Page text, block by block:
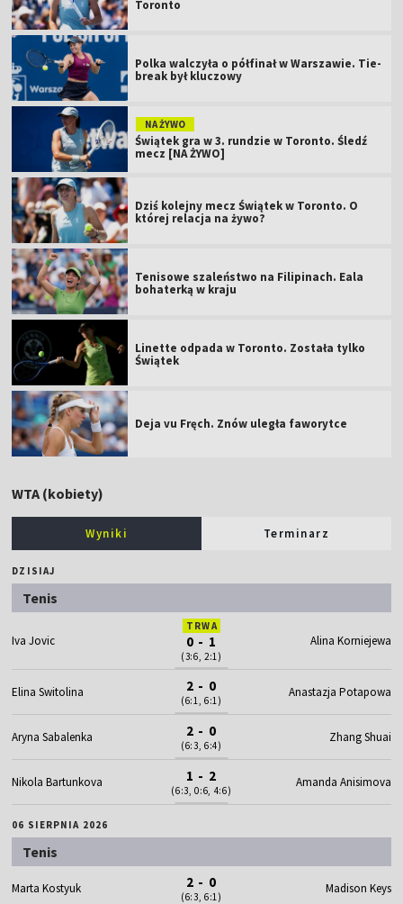
Toronto
Polka walczyła o półfinał w Warszawie. Tie-
break był kluczowy
NA ŻYWO
Świątek gra w 3. rundzie w Toronto. Śledź
mecz [NA ŻYWO]
Dziś kolejny mecz Świątek w Toronto. O
której relacja na żywo?
Tenisowe szaleństwo na Filipinach. Eala
bohaterką w kraju
Linette odpada w Toronto. Została tylko
Świątek
Deja vu Fręch. Znów uległa faworytce
WTA (kobiety)
Wyniki Terminarz
DZISIAJ
Tenis
Iva Jovic
TRWA
0 - 1
(3:6, 2:1)
Alina Korniejewa
Elina Switolina 2 - 0
(6:1, 6:1)
Anastazja Potapowa
Aryna Sabalenka 2 - 0
(6:3, 6:4)
Zhang Shuai
Nikola Bartunkova 1 - 2
(6:3, 0:6, 4:6)
Amanda Anisimova
06 SIERPNIA 2026
Tenis
Marta Kostyuk 2 - 0
(6:3, 6:1)
Madison Keys